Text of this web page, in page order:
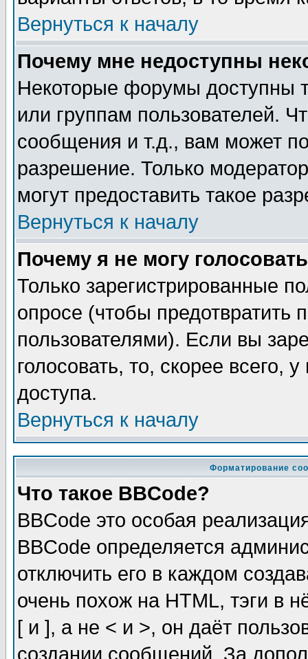
Вернуться к началу
Почему мне недоступны
Некоторые форумы доступны
или группам пользователей.
сообщения и т.д., вам может
разрешение. Только
могут предоставить такое
Вернуться к началу
Почему я не могу
Только зарегистрированные
опросе (чтобы предотвратить
пользователями). Если вы
голосовать, то, скорее всего,
доступа.
Вернуться к началу
Форматирование
Что такое BBCode?
BBCode это особая
BBCode определяется
отключить его в каждом
очень похож на HTML, тэги в
[ и ], а не < и >, он даёт
создании сообщений. За